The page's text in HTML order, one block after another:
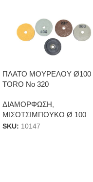
ΠΛΑΤΟ ΜΟΥΡΕΛΟΥ Ø100
TORO Νο 320
ΔΙΑΜΟΡΦΩΣΗ,
ΜΙΣΟΤΣΙΜΠΟΥΚΟ Ø 100
SKU: 10147